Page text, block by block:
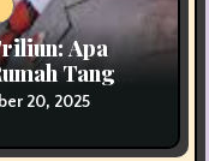
Apa
Tangga
20, 2025